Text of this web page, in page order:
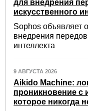
для внедрения
искусственного
Sophos объявляет
внедрения
интеллекта
9 АВГУСТА 2026
Aikido Machine:
проникновение с
которое никогда